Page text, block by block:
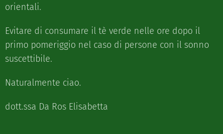
orientali.
Evitare di consumare il tè verde nelle ore dopo il
primo pomeriggio nel caso di persone con il sonno
suscettibile.
Naturalmente ciao.
dott.ssa Da Ros Elisabetta